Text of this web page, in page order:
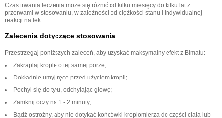
Czas trwania leczenia może się różnić od kilku miesięcy do kilku lat z
przerwami w stosowaniu, w zależności od ciężkości stanu i indywidualnej
reakcji na lek.
Zalecenia dotyczące stosowania
Przestrzegaj poniższych zaleceń, aby uzyskać maksymalny efekt z Bimatu:
Zakraplaj krople o tej samej porze;
Dokładnie umyj ręce przed użyciem kropli;
Pochyl się do tyłu, odchylając głowę;
Zamknij oczy na 1 - 2 minuty;
Bądź ostrożny, aby nie dotykać końcówki kroplomierza do części ciała lub